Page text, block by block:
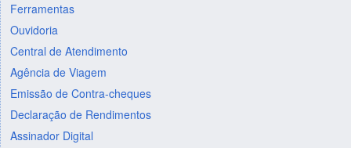
Ferramentas
Ouvidoria
Central de Atendimento
Agência de Viagem
Emissão de Contra-cheques
Declaração de Rendimentos
Assinador Digital